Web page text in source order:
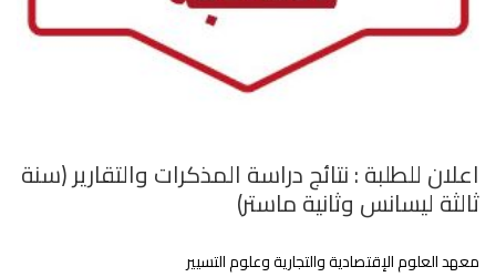
اعلان للطلبة : نتائج دراسة المذكرات والتقارير (سنة
ثالثة ليسانس وثانية ماستر)
معهد العلوم الإقتصادية والتجارية وعلوم التسيير